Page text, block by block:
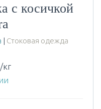
с косичкой
| Стоковая одежда
/кг